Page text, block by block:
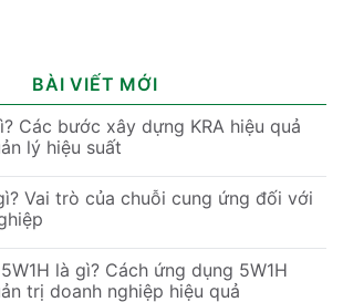
BÀI VIẾT MỚI
Các bước xây dựng KRA hiệu quả
lý hiệu suất
Vai trò của chuỗi cung ứng đối với
là gì? Cách ứng dụng 5W1H
trị doanh nghiệp hiệu quả